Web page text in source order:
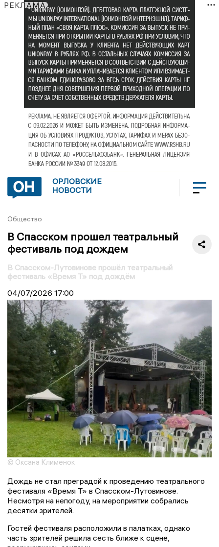
РЕКЛАМА
ОРЛОВСКИЕ
НОВОСТИ
Общество
В Спасском прошел театральный
фестиваль под дождем
В Спасском-Лутовинове прошёл театральный
фестиваль «Время Т» под дождём
04/07/2026 17:00
© Оксана Клименок
Дождь не стал преградой к проведению театрального
фестиваля «Время Т» в Спасском-Лутовинове.
Несмотря на непогоду, на мероприятии собрались
десятки зрителей.
Гостей фестиваля расположили в палатках, однако
часть зрителей решила сесть ближе к сцене,